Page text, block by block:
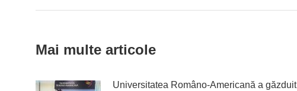
Mai multe articole
Universitatea Româno-Americană a găzduit